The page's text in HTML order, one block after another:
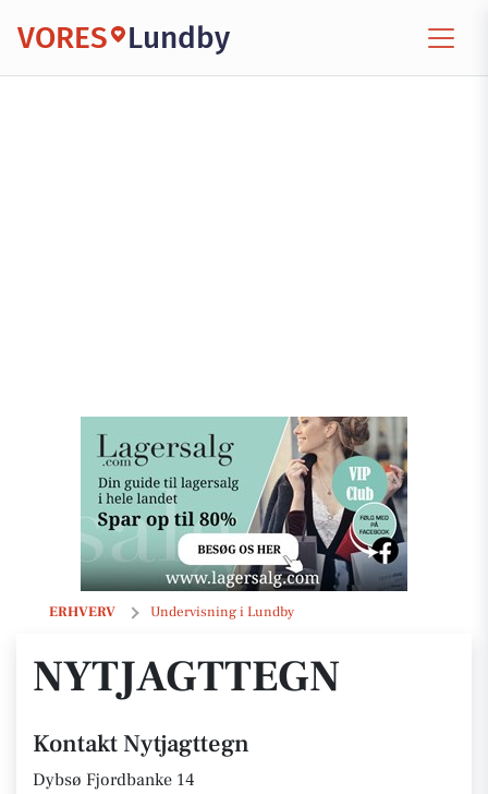
VORES Lundby
ERHVERV Undervisning i Lundby
Nytjagttegn
NYTJAGTTEGN
Kontakt Nytjagttegn
Dybsø Fjordbanke 14